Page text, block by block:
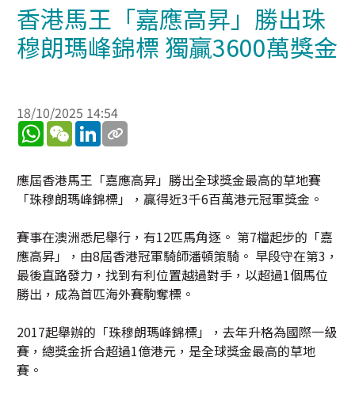
香港馬王「嘉應高昇」勝出珠
穆朗瑪峰錦標 獨贏3600萬獎金
18/10/2025 14:54
WhatsApp
WeChatLinkedIn
應屆香港馬王「嘉應高昇」勝出全球獎金最高的草地賽
「珠穆朗瑪峰錦標」，贏得近3千6百萬港元冠軍獎金。
賽事在澳洲悉尼舉行，有12匹馬角逐。 第7檔起步的「嘉
應高昇」，由8屆香港冠軍騎師潘頓策騎。 早段守在第3，
最後直路發力，找到有利位置越過對手，以超過1個馬位
勝出，成為首匹海外賽駒奪標。
2017起舉辦的「珠穆朗瑪峰錦標」，去年升格為國際一級
賽，總獎金折合超過1億港元，是全球獎金最高的草地
賽。